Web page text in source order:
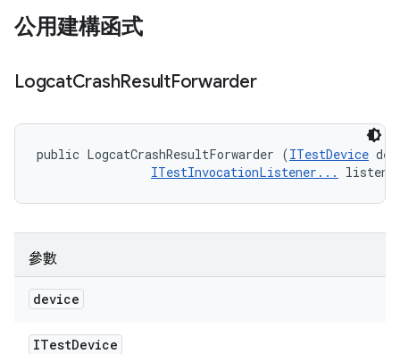
公用建構函式
LogcatCrashResultForwarder
public LogcatCrashResultForwarder (ITestDevice
ITestInvocationListener...
參數
device
ITestDevice